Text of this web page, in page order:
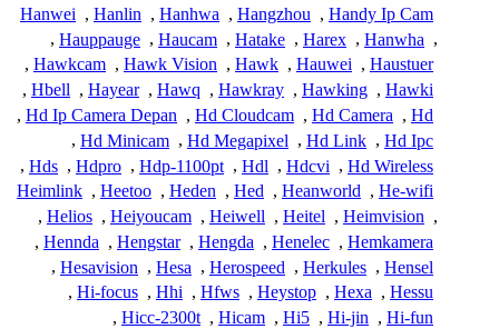
Handy Ip Cam
,
Hangzhou
,
Hanhwa
,
Hanlin
,
Hanwei
,
Hanwha
,
Harex
,
Hatake
,
Haucam
,
Hauppauge
,
Haustuer
,
Hauwei
,
Hawk
,
Hawk Vision
,
Hawkcam
,
Hawki
,
Hawking
,
Hawkray
,
Hawq
,
Hayear
,
Hbell
,
Hd
,
Hd Camera
,
Hd Cloudcam
,
Hd Ip Camera Depan
,
Hd Ipc
,
Hd Link
,
Hd Megapixel
,
Hd Minicam
,
Hd Wireless
,
Hdcvi
,
Hdl
,
Hdp-1100pt
,
Hdpro
,
Hds
,
He-wifi
,
Heanworld
,
Hed
,
Heden
,
Heetoo
,
Heimlink
,
Heimvision
,
Heitel
,
Heiwell
,
Heiyoucam
,
Helios
,
Hemkamera
,
Henelec
,
Hengda
,
Hengstar
,
Hennda
,
Hensel
,
Herkules
,
Herospeed
,
Hesa
,
Hesavision
,
Hessu
,
Hexa
,
Heystop
,
Hfws
,
Hhi
,
Hi-focus
,
Hi-fun
,
Hi-jin
,
Hi5
,
Hicam
,
Hicc-2300t
,